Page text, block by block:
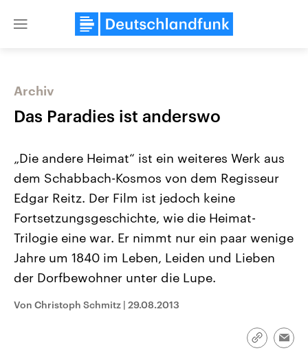
Close
Landtagswahl Sachsen-Anhalt
2026
Alle Informationen
Sachsen-Anhalt wählt am 6.
September 2026 einen neuen
Bundesland von einer Koalition aus
USA
Aktuelle Beiträge,
Hintergründe
Wirtschaftlich und
gehören die Vereinigten
Archiv
Das Paradies ist anderswo
„Die andere Heimat“ ist ein weiteres Werk aus
dem Schabbach-Kosmos von dem Regisseur
Edgar Reitz. Der Film ist jedoch keine
Fortsetzungsgeschichte, wie die Heimat-
Trilogie eine war. Er nimmt nur ein paar wenige
Jahre um 1840 im Leben, Leiden und Lieben
der Dorfbewohner unter die Lupe.
Von Christoph Schmitz | 29.08.2013
Link